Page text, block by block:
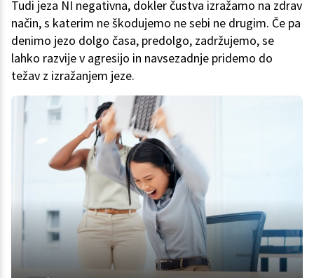
Tudi jeza NI negativna, dokler čustva izražamo na zdrav
način, s katerim ne škodujemo ne sebi ne drugim. Če pa
denimo jezo dolgo časa, predolgo, zadržujemo, se
lahko razvije v agresijo in navsezadnje pridemo do
težav z izražanjem jeze.